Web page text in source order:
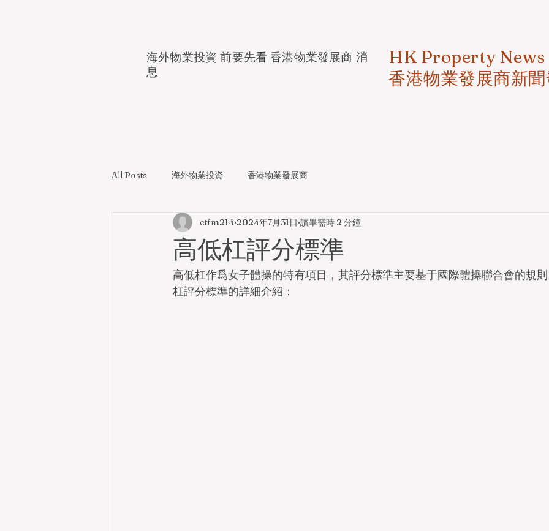
海外物業投資 前要先看 香港物業發展商 消
息
HK Property News
香港物業發展商新
All Posts 海外物業投資 香港物業發展商
高低杠評分標準
ctfm214 2024年7月31日 讀畢需時 2 分鐘
高低杠作爲女子體操的特有項目，其評分標準主要基于國際體操聯合會的規
杠評分標準的詳細介紹：